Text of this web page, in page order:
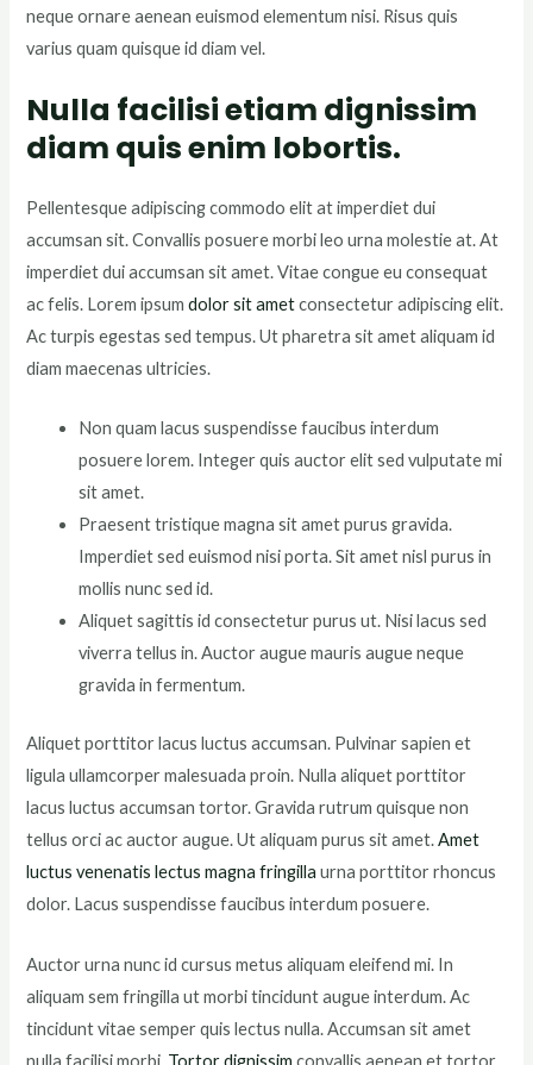
neque ornare aenean euismod elementum nisi. Risus quis
varius quam quisque id diam vel.
Nulla facilisi etiam dignissim
diam quis enim lobortis.
Pellentesque adipiscing commodo elit at imperdiet dui
accumsan sit. Convallis posuere morbi leo urna molestie at. At
imperdiet dui accumsan sit amet. Vitae congue eu consequat
ac felis. Lorem ipsum dolor sit ametconsectetur adipiscing elit.
Ac turpis egestas sed tempus. Ut pharetra sit amet aliquam id
diam maecenas ultricies.
Non quam lacus suspendisse faucibus interdum
posuere lorem. Integer quis auctor elit sed vulputate mi
sit amet.
Praesent tristique magna sit amet purus gravida.
Imperdiet sed euismod nisi porta. Sit amet nisl purus in
mollis nunc sed id.
Aliquet sagittis id consectetur purus ut. Nisi lacus sed
viverra tellus in. Auctor augue mauris augue neque
gravida in fermentum.
Aliquet porttitor lacus luctus accumsan. Pulvinar sapien et
ligula ullamcorper malesuada proin. Nulla aliquet porttitor
lacus luctus accumsan tortor. Gravida rutrum quisque non
tellus orci ac auctor augue. Ut aliquam purus sit amet.Amet
luctus venenatis lectus magna fringilla urna porttitor rhoncus
dolor. Lacus suspendisse faucibus interdum posuere.
Auctor urna nunc id cursus metus aliquam eleifend mi. In
aliquam sem fringilla ut morbi tincidunt augue interdum. Ac
tincidunt vitae semper quis lectus nulla. Accumsan sit amet
nulla facilisi morbi. Tortor dignissim convallis aenean et tortor